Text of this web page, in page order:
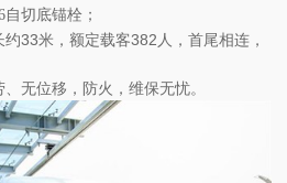
自切底锚栓 ；
33米，额定载客382人，首尾相连，
无位移，防火，维保无忧。